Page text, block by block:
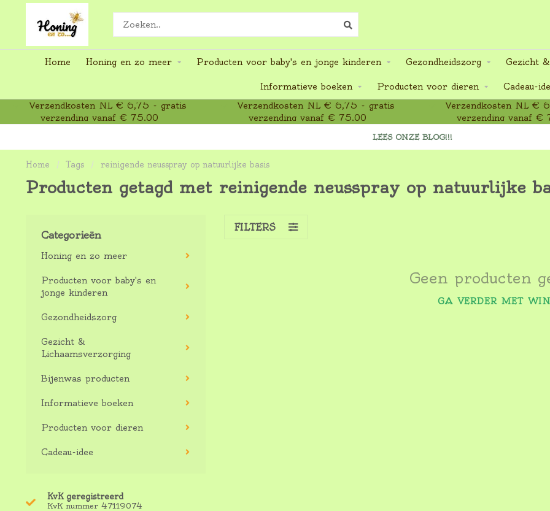
Home Honing en zo meer Producten voor baby's en jonge kinderen Gezondheidszorg Gezicht
Informatieve boeken Producten voor dieren
Cadeau-
Verzendkosten NL € 6,75 - gratis
verzending vanaf € 75,00
Verzendkosten NL € 6,75 - gratis
verzending vanaf € 75,00
Verzendkosten NL €
verzending vanaf €
LEES ONZE BLOG!!!
Home / Tags / reinigende neusspray op natuurlijke basis
Producten getagd met reinigende neusspray op natuurlijke
Categorieën
Honing en zo meer
Producten voor baby's en
jonge kinderen
Gezondheidszorg
Gezicht &
Lichaamsverzorging
Bijenwas producten
Informatieve boeken
Producten voor dieren
Cadeau-idee
KvK geregistreerd
KvK nummer 47119074
FILTERS
Geen producten
GA VERDER MET